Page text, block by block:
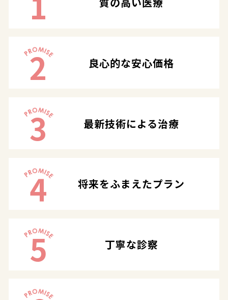
2 良心的な安心価格
3 最新技術による治療
4 将来をふまえたプラン
5 丁寧な診察